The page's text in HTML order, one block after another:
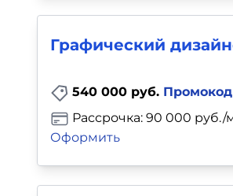
Графический
540 000 руб. Промокод
Рассрочка: 90 000 руб./
Оформить